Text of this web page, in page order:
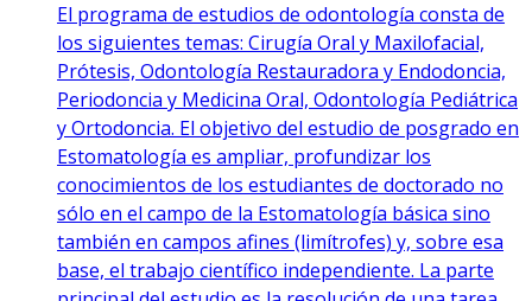
El programa de estudios de odontología consta de
los siguientes temas: Cirugía Oral y Maxilofacial,
Prótesis, Odontología Restauradora y Endodoncia,
Periodoncia y Medicina Oral, Odontología Pediátrica
y Ortodoncia. El objetivo del estudio de posgrado en
Estomatología es ampliar, profundizar los
conocimientos de los estudiantes de doctorado no
sólo en el campo de la Estomatología básica sino
también en campos afines (limítrofes) y, sobre esa
base, el trabajo científico independiente. La parte